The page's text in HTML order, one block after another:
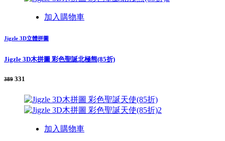
加入購物車
Jigzle 3D立體拼圖
Jigzle 3D木拼圖 彩色聖誕北極熊(85折)
389 331
加入購物車